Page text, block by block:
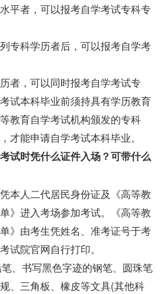
平者，可以报考自学考试专科专
专科学历者后，可以报考自学考
者，可以同时报考自学考试专
试本科毕业前须持具有学历教育
教育自学考试机构颁发的专科
才能申请自学考试本科毕业。
试时凭什么证件入场？可带什么
本人二代居民身份证及《高等教
》进入考场参加考试。《高等教
》由考生凭姓名、准考证号于考
试院官网自行打印。
、书写黑色字迹的钢笔、圆珠笔
、三角板、橡皮等文具(其他科